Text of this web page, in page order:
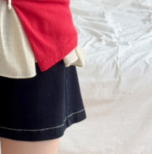
티셔츠
니트
블라우스
팬츠